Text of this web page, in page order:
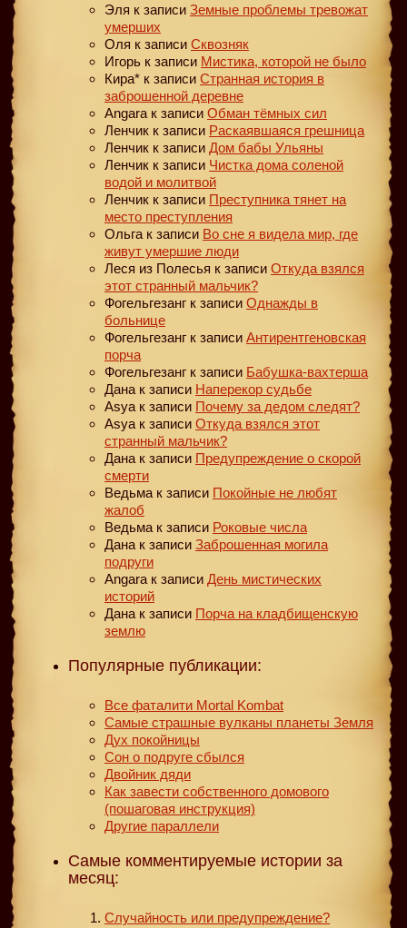
Эля к записи Земные проблемы тревожат
умерших
Оля к записи Сквозняк
Игорь к записи Мистика, которой не было
Кира* к записи Странная история в
заброшенной деревне
Angara к записи Обман тёмных сил
Ленчик к записи Раскаявшаяся грешница
Ленчик к записи Дом бабы Ульяны
Ленчик к записи Чистка дома соленой
водой и молитвой
Ленчик к записи Преступника тянет на
место преступления
Ольга к записи Во сне я видела мир, где
живут умершие люди
Леся из Полесья к записи Откуда взялся
этот странный мальчик?
Фогельгезанг к записи Однажды в
больнице
Фогельгезанг к записи Антирентгеновская
порча
Фогельгезанг к записи Бабушка-вахтерша
Дана к записи Наперекор судьбе
Asya к записи Почему за дедом следят?
Asya к записи Откуда взялся этот
странный мальчик?
Дана к записи Предупреждение о скорой
смерти
Ведьма к записи Покойные не любят
жалоб
Ведьма к записи Роковые числа
Дана к записи Заброшенная могила
подруги
Angara к записи День мистических
историй
Дана к записи Порча на кладбищенскую
землю
Популярные публикации:
Все фаталити Mortal Kombat
Самые страшные вулканы планеты Земля
Дух покойницы
Сон о подруге сбылся
Двойник дяди
Как завести собственного домового
(пошаговая инструкция)
Другие параллели
Самые комментируемые истории за
месяц:
Случайность или предупреждение?